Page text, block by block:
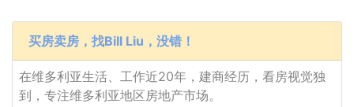
买房卖房，找Bill Liu，没错！
在维多利亚生活、工作近20年，建商经历，看房视觉独
到，专注维多利亚地区房地产市场。